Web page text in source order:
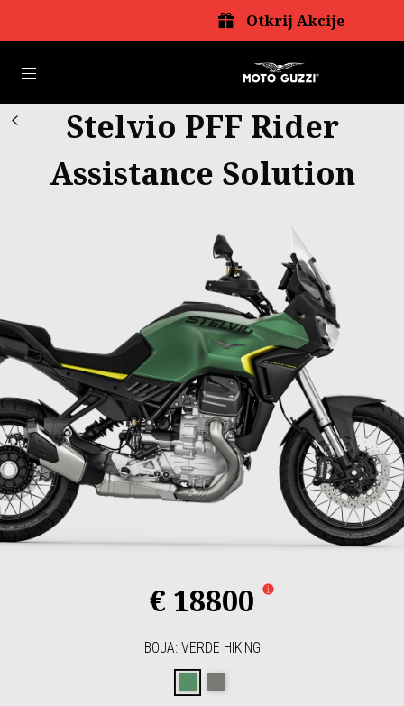
Otkrij Akcije
Idi na glavni izbornik
Stelvio PFF Rider
Assistance Solution
€ 18800
BOJA: VERDE HIKING